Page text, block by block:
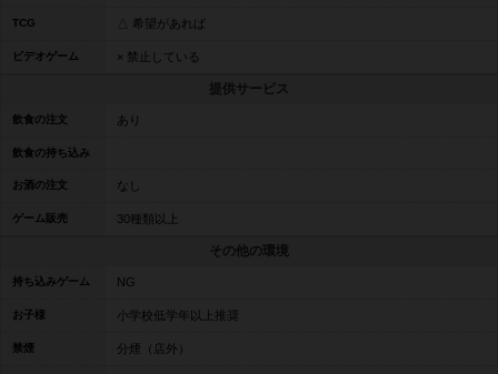
TCG △ 希望があれば
ビデオゲーム × 禁止している
提供サービス
飲食の注文 あり
飲食の持ち込み
お酒の注文 なし
ゲーム販売 30種類以上
その他の環境
持ち込みゲーム NG
お子様 小学校低学年以上推奨
禁煙 分煙（店外）